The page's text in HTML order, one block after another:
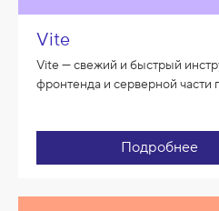
Vite
Vite — свежий и быстрый
фронтенда и серверной части
Подробнее